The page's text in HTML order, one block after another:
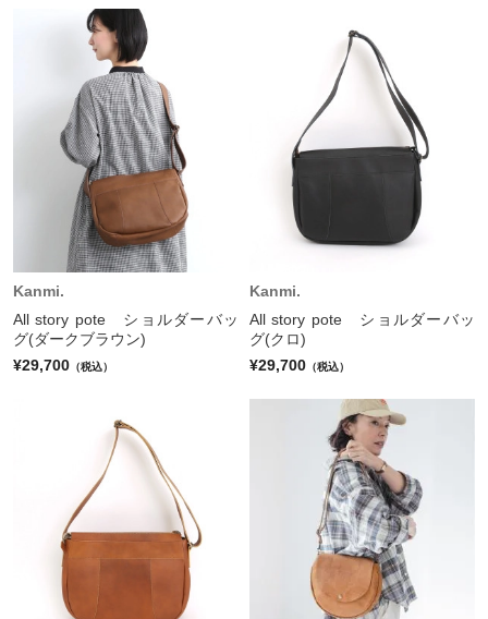
Kanmi.
All story pote ショルダーバッ
グ(ダークブラウン)
¥29,700 （税込）
Kanmi.
All story pote ショルダーバッ
グ(クロ)
¥29,700 （税込）